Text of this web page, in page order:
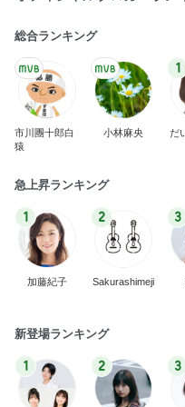
総合ランキング
市川團十郎白
猿
小林麻央
1
だ
急上昇ランキング
1
加藤紀子
2
Sakurashimeji
3
新登場ランキング
1 2 3